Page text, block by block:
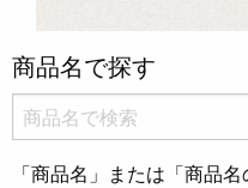
商品名で探す
「商品名」または「商品